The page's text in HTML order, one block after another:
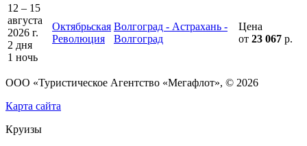
12 – 15
августа
2026 г.
2 дня
1 ночь
Октябрьская
Революция
Волгоград - Астрахань -
Волгоград
Цена
от 23 067 р.
ООО «Туристическое Агентство «Мегафлот», © 2026
Карта сайта
Круизы